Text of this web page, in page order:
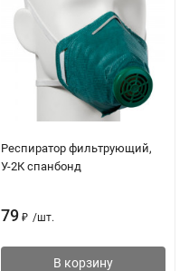
Респиратор фильтрующий,
У-2К спанбонд
79 ₽ /шт.
В корзину